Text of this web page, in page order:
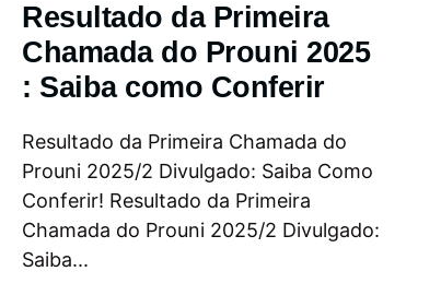
Resultado da Primeira
Chamada do Prouni 2025
: Saiba como Conferir
Resultado da Primeira Chamada do
Prouni 2025/2 Divulgado: Saiba Como
Conferir! Resultado da Primeira
Chamada do Prouni 2025/2 Divulgado:
Saiba...